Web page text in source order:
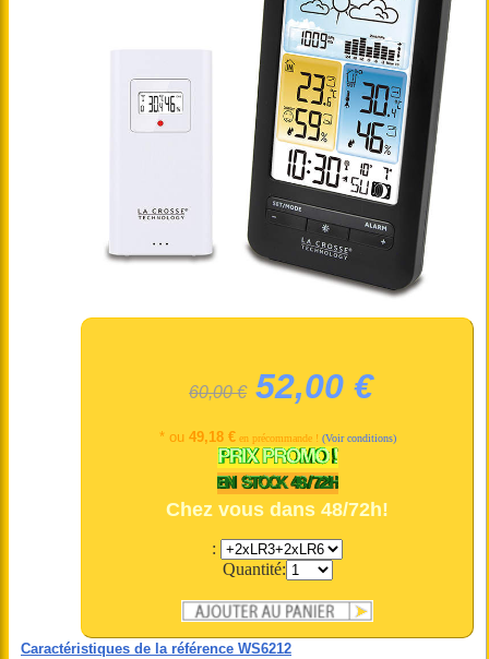
60,00 € 52,00 €
* ou 49,18 €en précommande ! (Voir conditions)
Chez vous dans 48/72h!
:
Quantité:
Caractéristiques de la référence WS6212